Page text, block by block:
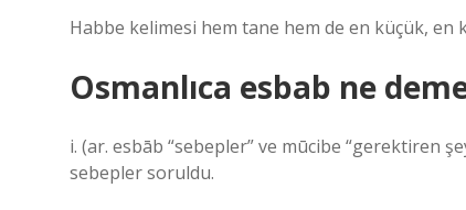
Habbe kelimesi hem tane hem de en küçük, en
Osmanlıca esbab ne
i. (ar. esbāb “sebepler” ve mūcibe “gerektiren
sebepler soruldu.